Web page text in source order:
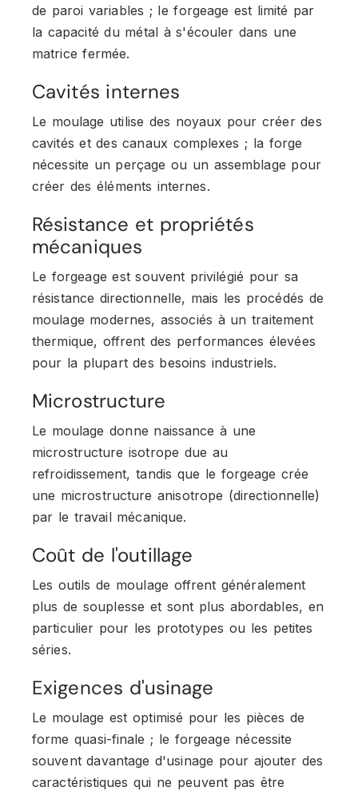
de paroi variables ; le forgeage est limité par
la capacité du métal à s'écouler dans une
matrice fermée.
Cavités internes
Le moulage utilise des noyaux pour créer des
cavités et des canaux complexes ; la forge
nécessite un perçage ou un assemblage pour
créer des éléments internes.
Résistance et propriétés
mécaniques
Le forgeage est souvent privilégié pour sa
résistance directionnelle, mais les procédés de
moulage modernes, associés à un traitement
thermique, offrent des performances élevées
pour la plupart des besoins industriels.
Microstructure
Le moulage donne naissance à une
microstructure isotrope due au
refroidissement, tandis que le forgeage crée
une microstructure anisotrope (directionnelle)
par le travail mécanique.
Coût de l'outillage
Les outils de moulage offrent généralement
plus de souplesse et sont plus abordables, en
particulier pour les prototypes ou les petites
séries.
Exigences d'usinage
Le moulage est optimisé pour les pièces de
forme quasi-finale ; le forgeage nécessite
souvent davantage d'usinage pour ajouter des
caractéristiques qui ne peuvent pas être